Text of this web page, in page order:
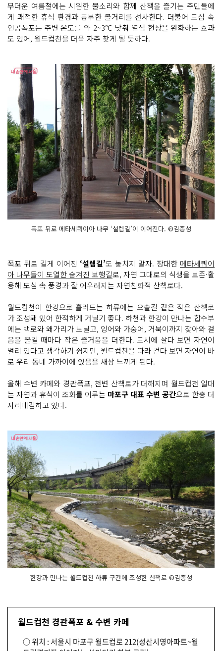
무더운 여름철에는 시원한 물소리와 함께 산책을 즐기는 주민들에
게 쾌적한 휴식 환경과 풍부한 볼거리를 선사한다. 더불어 도심 속
인공폭포는 주변 온도를 약 2~3℃ 낮춰 열섬 현상을 완화하는 효과
도 있어, 월드컵천을 더욱 자주 찾게 될 듯하다.
폭포 뒤로 메타세쿼이아 나무 ‘설렘길’이 이어진다. ©김종성
폭포 뒤로 길게 이어진 ‘설렘길’도 놓치지 말자. 장대한 메타세쿼이
아 나무들이 도열한 숨겨진 보행길로, 자연 그대로의 식생을 보존·활
용해 도심 속 풍경과 잘 어우러지는 자연친화적 산책로다.
월드컵천이 한강으로 흘러드는 하류에는 오솔길 같은 작은 산책로
가 조성돼 있어 한적하게 거닐기 좋다. 하천과 한강이 만나는 합수부
에는 백로와 왜가리가 노닐고, 잉어와 가숭어, 거북이까지 찾아와 걸
음을 옮길 때마다 작은 즐거움을 더한다. 도시에 살다 보면 자연이
멀리 있다고 생각하기 쉽지만, 월드컵천을 따라 걷다 보면 자연이 바
로 우리 동네 가까이에 있음을 새삼 느끼게 된다.
올해 수변 카페와 경관폭포, 천변 산책로가 더해지며 월드컵천 일대
는 자연과 휴식이 조화를 이루는 마포구 대표 수변 공간으로 한층 더
자리매김하고 있다.
한강과 만나는 월드컵천 하류 구간에 조성한 산책로 ©김종성
월드컵천 경관폭포 & 수변 카페
○ 위치 : 서울시 마포구 월드컵로 212(성산시영아파트~월